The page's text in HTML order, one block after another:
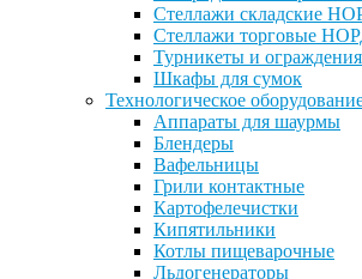
Стеллажи складские
Стеллажи торговые
Турникеты и ограждения
Шкафы для сумок
Технологическое
Аппараты для шаурмы
Блендеры
Вафельницы
Грили контактные
Картофелечистки
Кипятильники
Котлы пищеварочные
Льдогенераторы